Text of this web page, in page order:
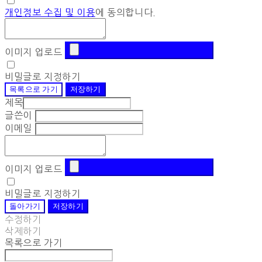
개인정보 수집 및 이용에 동의합니다.
이미지 업로드
비밀글로 지정하기
목록으로 가기
저장하기
제목
글쓴이
이메일
이미지 업로드
비밀글로 지정하기
돌아가기
저장하기
수정하기
삭제하기
목록으로 가기